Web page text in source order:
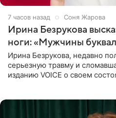
7 часов назад Соня Жарова
Ирина Безрукова
ноги: «Мужчины
Ирина Безрукова, недавно
серьезную травму и
изданию VOICE о своем